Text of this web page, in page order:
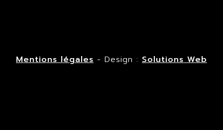
Mentions légales - Design : Solutions Web